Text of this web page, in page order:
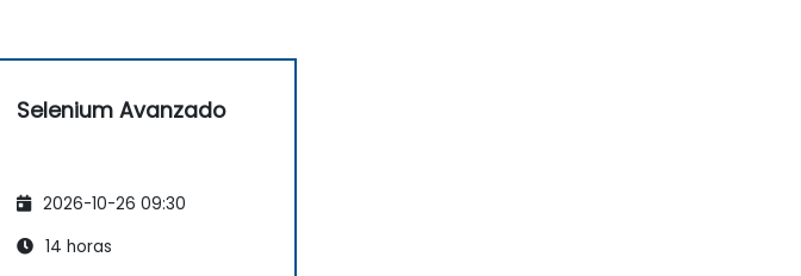
Selenium Avanzado
2026-10-26 09:30
14 horas